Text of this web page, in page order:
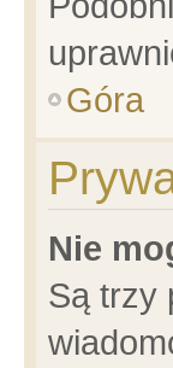
Góra
Nie
Są trzy